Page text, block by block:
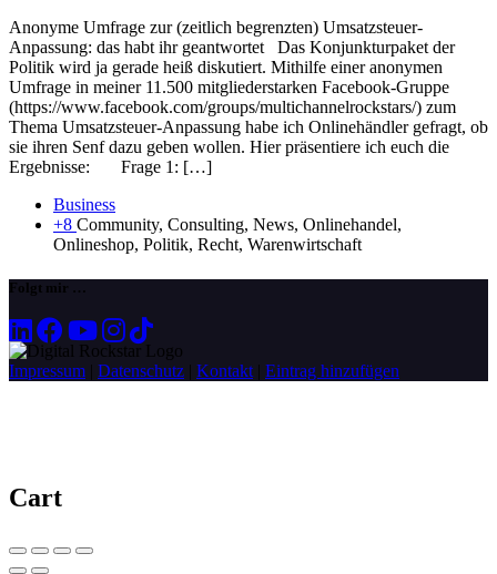
Anonyme Umfrage zur (zeitlich begrenzten) Umsatzsteuer-
Anpassung: das habt ihr geantwortet Das Konjunkturpaket der
Politik wird ja gerade heiß diskutiert. Mithilfe einer anonymen
Umfrage in meiner 11.500 mitgliederstarken Facebook-Gruppe
(https://www.facebook.com/groups/multichannelrockstars/) zum
Thema Umsatzsteuer-Anpassung habe ich Onlinehändler gefragt, ob
sie ihren Senf dazu geben wollen. Hier präsentiere ich euch die
Ergebnisse: Frage 1: […]
Business
+8 Community, Consulting, News, Onlinehandel,
Onlineshop, Politik, Recht, Warenwirtschaft
Folgt mir …
Impressum | Datenschutz | Kontakt | Eintrag hinzufügen
Cart